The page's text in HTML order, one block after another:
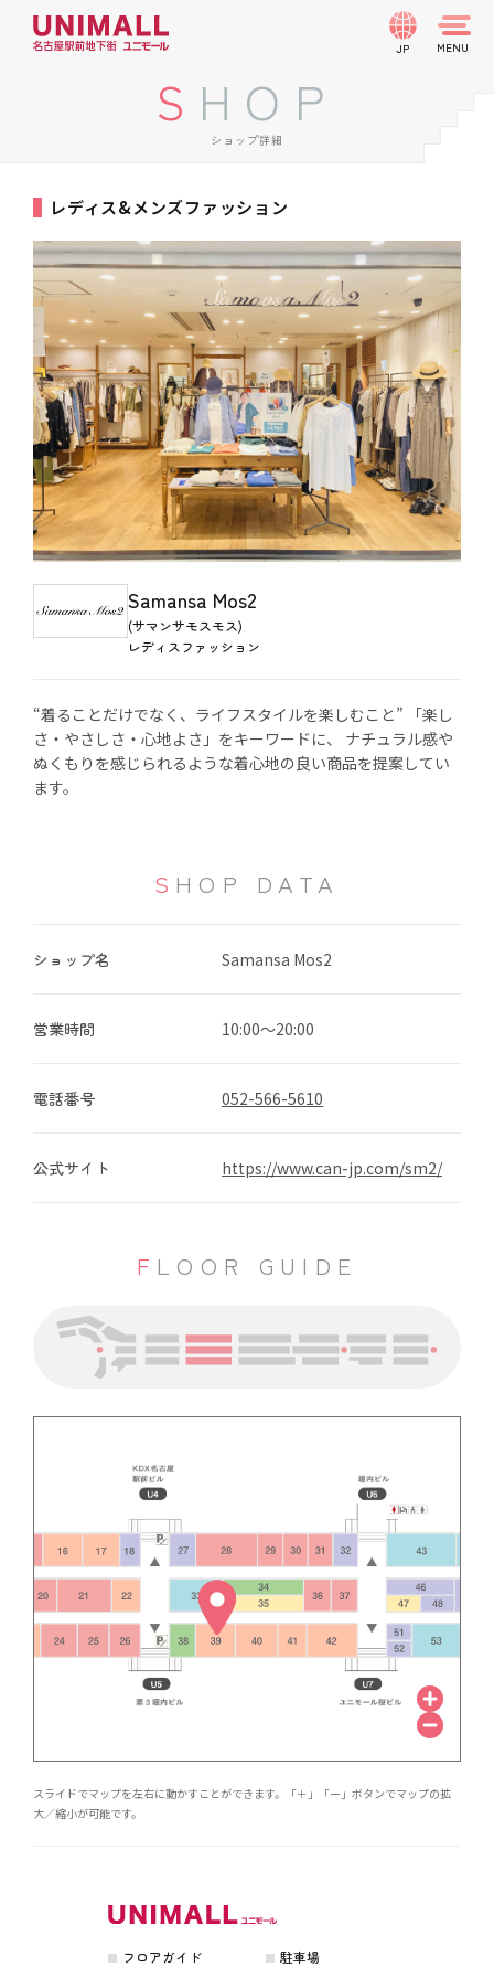
JP
SHOP
ショップ詳細
レディス&メンズファッション
Samansa Mos2
(サマンサモスモス)
レディスファッション
“着ることだけでなく、ライフスタイルを楽しむこと” 「楽し
さ・やさしさ・心地よさ」をキーワードに、 ナチュラル感や
ぬくもりを感じられるような着心地の良い商品を提案してい
ます。
SHOP DATA
ショップ名 Samansa Mos2
営業時間 10:00～20:00
電話番号 052-566-5610
公式サイト https://www.can-jp.com/sm2/
FLOOR GUIDE
スライドでマップを左右に動かすことができます。「＋」「ー」ボタンでマップの拡
大／縮小が可能です。
フロアガイド 駐車場